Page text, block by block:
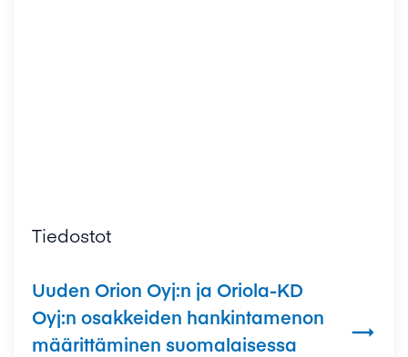
Tiedostot
Uuden Orion Oyj:n ja Oriola-KD
Oyj:n osakkeiden hankintamenon
määrittäminen suomalaisessa
